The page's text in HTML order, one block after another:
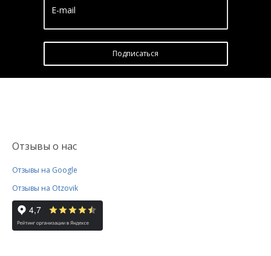
E-mail
Подписатьcя
Отзывы о нас
Отзывы на Google
Отзывы на Otzovik